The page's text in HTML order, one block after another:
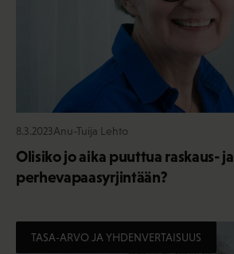
8.3.2023Anu-Tuija Lehto
Olisiko jo aika puuttua raskaus- ja
perhevapaasyrjintään?
TASA-ARVO JA YHDENVERTAISUUS